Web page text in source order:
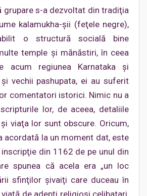
grupare s-a dezvoltat din tradiţia
kalamukha-şii (feţele negre),
o structură socială bine
temple şi mănăstiri, în ceea
acum regiunea Karnataka şi
vechii pashupata, ei au suferit
comentatori istorici. Nimic nu a
lor, de aceea, detaliile
viaţa lor sunt obscure. Oricum,
acordată la un moment dat, este
din 1162 de pe unul din
spunea că acela era „un loc
sfinţilor şivaiţi care duceau în
de adepţi religioşi celibatari,